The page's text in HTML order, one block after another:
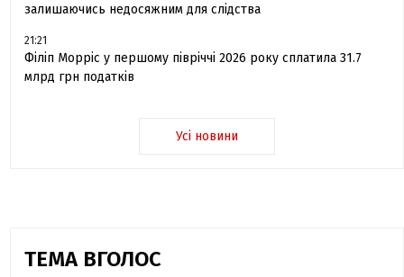
залишаючись недосяжним для слідства
21:21
Філіп Морріс у першому півріччі 2026 року сплатила 31.7
млрд грн податків
Усі новини
ТЕМА ВГОЛОС